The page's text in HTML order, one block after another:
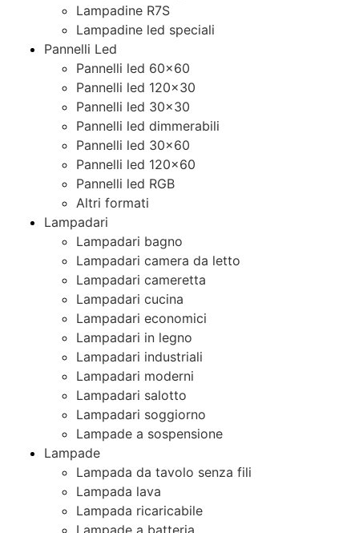
Lampadine R7S
Lampadine led speciali
Pannelli Led
Pannelli led 60×60
Pannelli led 120×30
Pannelli led 30×30
Pannelli led dimmerabili
Pannelli led 30×60
Pannelli led 120×60
Pannelli led RGB
Altri formati
Lampadari
Lampadari bagno
Lampadari camera da letto
Lampadari cameretta
Lampadari cucina
Lampadari economici
Lampadari in legno
Lampadari industriali
Lampadari moderni
Lampadari salotto
Lampadari soggiorno
Lampade a sospensione
Lampade
Lampada da tavolo senza fili
Lampada lava
Lampada ricaricabile
Lampade a batteria